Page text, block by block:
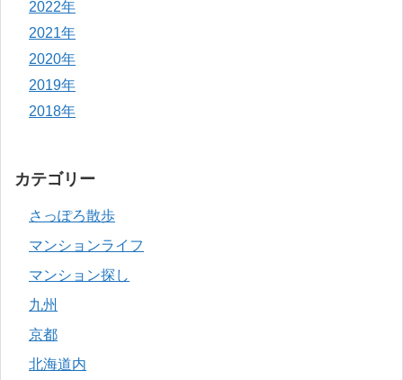
2022年
2021年
2020年
2019年
2018年
カテゴリー
さっぽろ散歩
マンションライフ
マンション探し
九州
京都
北海道内